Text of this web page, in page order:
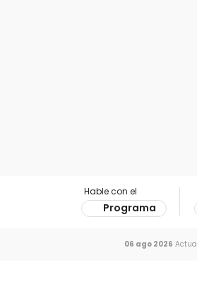
Hable con el
Programa
06 ago 2026